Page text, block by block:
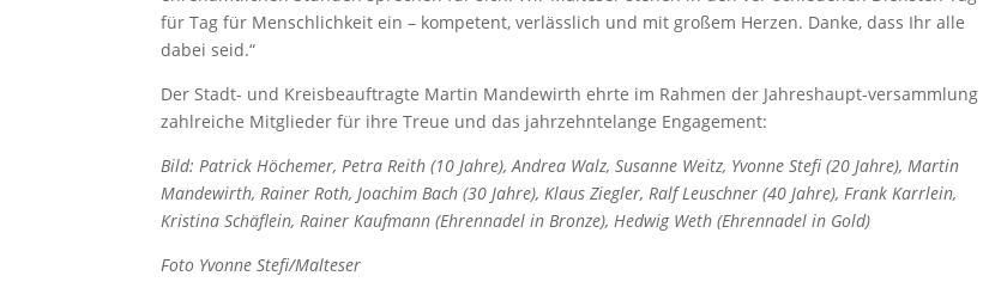
für Tag für Menschlichkeit ein – kompetent, verlässlich und mit großem Herzen. Danke, dass Ihr alle
dabei seid.“
Der Stadt- und Kreisbeauftragte Martin Mandewirth ehrte im Rahmen der Jahreshaupt-versammlung
zahlreiche Mitglieder für ihre Treue und das jahrzehntelange Engagement:
Bild: Patrick Höchemer, Petra Reith (10 Jahre), Andrea Walz, Susanne Weitz, Yvonne Stefi (20 Jahre), Martin
Mandewirth, Rainer Roth, Joachim Bach (30 Jahre), Klaus Ziegler, Ralf Leuschner (40 Jahre), Frank Karrlein,
Kristina Schäflein, Rainer Kaufmann (Ehrennadel in Bronze), Hedwig Weth (Ehrennadel in Gold)
Foto Yvonne Stefi/Malteser